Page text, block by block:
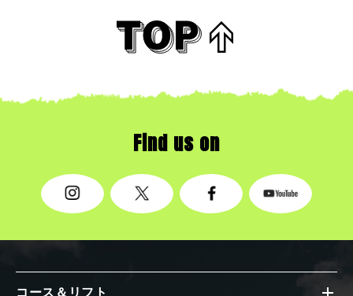
Find us on
コース＆リフト